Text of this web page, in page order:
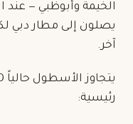
الخيمة وأبوظبي — عند
يصلون إلى مطار دبي
آخر.
رئيسية: